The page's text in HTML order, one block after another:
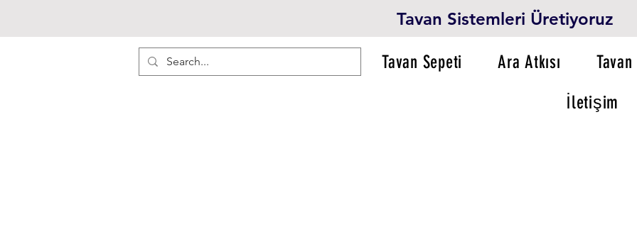
Tavan Sistemleri Üretiyoruz
Tavan Sepeti Ara Atkısı
İletişim